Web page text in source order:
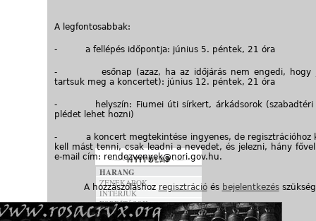
A legfontosabbak:
- a fellépés időpontja: június 5. péntek, 21 óra
- esőnap (azaz, ha az időjárás nem engedi, hogy
tartsuk meg a koncertet): június 12. péntek, 21 óra
- helyszín: Fiumei úti sírkert, árkádsorok (szabadtéri
plédet lehet hozni)
- a koncert megtekintése ingyenes, de regisztrációhoz
kell mást tenni, csak leadni a nevedet, és jelezni, hány
e-mail cím: rendezvenyek@nori.gov.hu.
A hozzászóláshoz regisztrációés bejelentkezés
HARANG
ZENEKAROK
INTERJÚK
FORDÍTÁSOK
DALSZÖVEGEK